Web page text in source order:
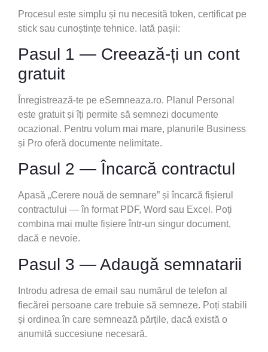
Procesul este simplu și nu necesită token, certificat pe
stick sau cunoștințe tehnice. Iată pașii:
Pasul 1 — Creează-ți un cont
gratuit
Înregistrează-te pe eSemneaza.ro. Planul Personal
este gratuit și îți permite să semnezi documente
ocazional. Pentru volum mai mare, planurile Business
și Pro oferă documente nelimitate.
Pasul 2 — Încarcă contractul
Apasă „Cerere nouă de semnare” și încarcă fișierul
contractului — în format PDF, Word sau Excel. Poți
combina mai multe fișiere într-un singur document,
dacă e nevoie.
Pasul 3 — Adaugă semnatarii
Introdu adresa de email sau numărul de telefon al
fiecărei persoane care trebuie să semneze. Poți stabili
și ordinea în care semnează părțile, dacă există o
anumită succesiune necesară.